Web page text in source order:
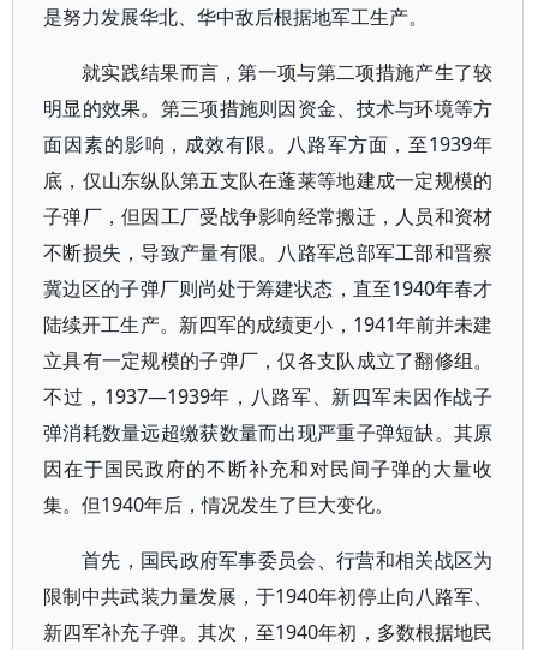
是努力发展华北、华中敌后根据地军工生产。
就实践结果而言，第一项与第二项措施产生了较
明显的效果。第三项措施则因资金、技术与环境等方
面因素的影响，成效有限。八路军方面，至1939年
底，仅山东纵队第五支队在蓬莱等地建成一定规模的
子弹厂，但因工厂受战争影响经常搬迁，人员和资材
不断损失，导致产量有限。八路军总部军工部和晋察
冀边区的子弹厂则尚处于筹建状态，直至1940年春才
陆续开工生产。新四军的成绩更小，1941年前并未建
立具有一定规模的子弹厂，仅各支队成立了翻修组。
不过，1937—1939年，八路军、新四军未因作战子
弹消耗数量远超缴获数量而出现严重子弹短缺。其原
因在于国民政府的不断补充和对民间子弹的大量收
集。但1940年后，情况发生了巨大变化。
首先，国民政府军事委员会、行营和相关战区为
限制中共武装力量发展，于1940年初停止向八路军、
新四军补充子弹。其次，至1940年初，多数根据地民